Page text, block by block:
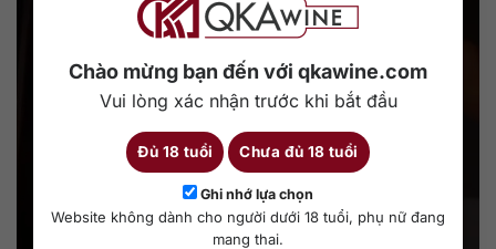
Chào mừng bạn đến với qkawine.com
Vui lòng xác nhận trước khi bắt đầu
Đủ 18 tuổi Chưa đủ 18 tuổi
Ghi nhớ lựa chọn
Website không dành cho người dưới 18 tuổi, phụ nữ đang
mang thai.